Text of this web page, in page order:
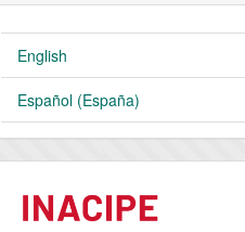
English
Español (España)
logo